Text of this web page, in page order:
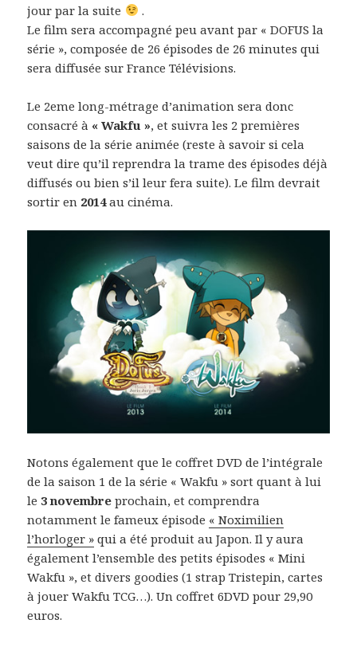
jour par la suite
.
Le film sera accompagné peu avant par « DOFUS la
série », composée de 26 épisodes de 26 minutes qui
sera diffusée sur France Télévisions.
Le 2eme long-métrage d’animation sera donc
consacré à « Wakfu », et suivra les 2 premières
saisons de la série animée (reste à savoir si cela
veut dire qu’il reprendra la trame des épisodes déjà
diffusés ou bien s’il leur fera suite). Le film devrait
sortir en 2014au cinéma.
Notons également que le coffret DVD de l’intégrale
de la saison 1 de la série « Wakfu » sort quant à lui
le 3 novembre prochain, et comprendra
notamment le fameux épisode « Noximilien
l’horloger » qui a été produit au Japon. Il y aura
également l’ensemble des petits épisodes « Mini
Wakfu », et divers goodies (1 strap Tristepin, cartes
à jouer Wakfu TCG…). Un coffret 6DVD pour 29,90
euros.